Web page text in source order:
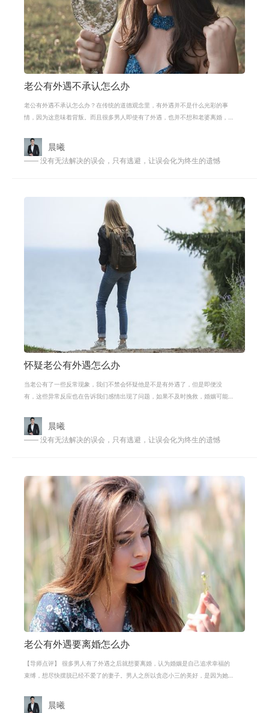
老公有外遇不承认怎么办
老公有外遇不承认怎么办？在传统的道德观念里，有外遇并不是什么光彩的事
情，因为这意味着背叛。而且很多男人即使有了外遇，也并不想和老婆离婚，
晨曦
—— 没有无法解决的误会，只有逃避，让误会化为终生的遗憾
怀疑老公有外遇怎么办
当老公有了一些反常现象，我们不禁会怀疑他是不是有外遇了，但是即便没
有，这些异常反应也在告诉我们感情出现了问题，如果不及时挽救，婚姻可能
晨曦
—— 没有无法解决的误会，只有逃避，让误会化为终生的遗憾
老公有外遇要离婚怎么办
【导师点评】 很多男人有了外遇之后就想要离婚，认为婚姻是自己追求幸福的
束缚，想尽快摆脱已经不爱了的妻子。男人之所以贪恋小三的美好，是因为她
晨曦